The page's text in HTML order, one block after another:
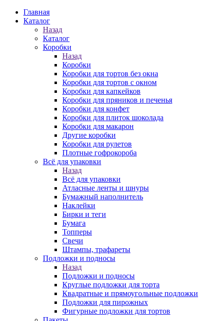
Главная
Каталог
Назад
Каталог
Коробки
Назад
Коробки
Коробки для тортов без окна
Коробки для тортов с окном
Коробки для капкейков
Коробки для пряников и печенья
Коробки для конфет
Коробки для плиток шоколада
Коробки для макарон
Другие коробки
Коробки для рулетов
Плотные гофрокороба
Всё для упаковки
Назад
Всё для упаковки
Атласные ленты и шнуры
Бумажный наполнитель
Наклейки
Бирки и теги
Бумага
Топперы
Свечи
Штампы, трафареты
Подложки и подносы
Назад
Подложки и подносы
Круглые подложки для торта
Квадратные и прямоугольные подложки
Подложки для пирожных
Фигурные подложки для тортов